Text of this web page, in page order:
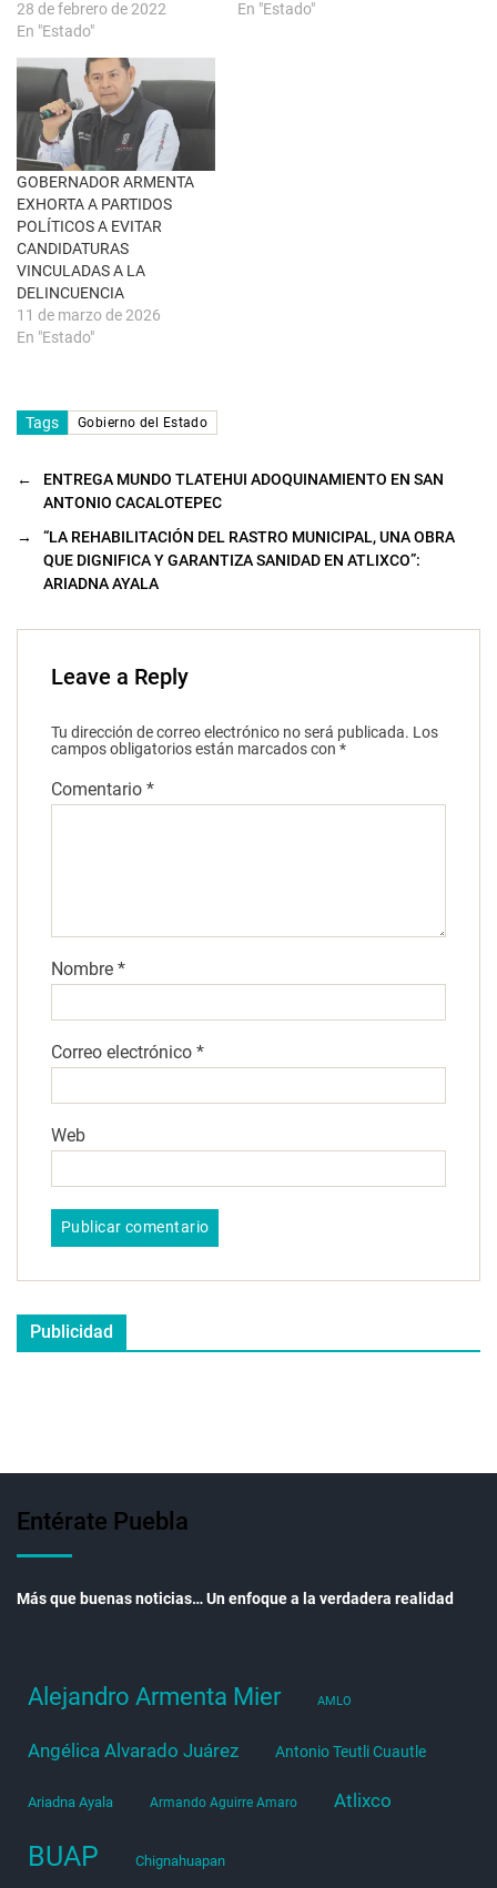
v
a
)
e
n
a
v
e
n
a
n
a
n
u
e
v
a
)
28 de febrero de 2022
En "Estado"
En "Estado"
GOBERNADOR ARMENTA
EXHORTA A PARTIDOS
POLÍTICOS A EVITAR
CANDIDATURAS
VINCULADAS A LA
DELINCUENCIA
11 de marzo de 2026
En "Estado"
Tags Gobierno del Estado
←
ENTREGA MUNDO TLATEHUI ADOQUINAMIENTO EN SAN
ANTONIO CACALOTEPEC
→
“LA REHABILITACIÓN DEL RASTRO MUNICIPAL, UNA OBRA
QUE DIGNIFICA Y GARANTIZA SANIDAD EN ATLIXCO”:
ARIADNA AYALA
Leave a Reply
Tu dirección de correo electrónico no será publicada. Los
campos obligatorios están marcados con *
Comentario *
Nombre *
Correo electrónico *
Web
Publicidad
Entérate Puebla
Más que buenas noticias… Un enfoque a la verdadera realidad
Alejandro Armenta Mier AMLO
Angélica Alvarado Juárez Antonio Teutli Cuautle
Ariadna Ayala Armando Aguirre Amaro Atlixco
BUAP Chignahuapan